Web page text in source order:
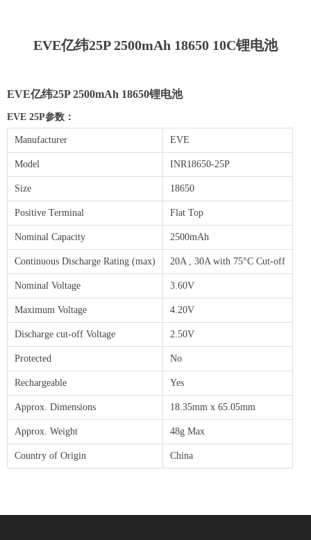
EVE亿纬25P 2500mAh 18650 10C锂电池
EVE亿纬25P 2500mAh 18650锂电池
EVE 25P参数：
Manufacturer EVE
Model INR18650-25P
Size 18650
Positive Terminal Flat Top
Nominal Capacity 2500mAh
Continuous Discharge Rating (max) 20A , 30A with 75°C Cut-off
Nominal Voltage 3.60V
Maximum Voltage 4.20V
Discharge cut-off Voltage 2.50V
Protected No
Rechargeable Yes
Approx. Dimensions 18.35mm x 65.05mm
Approx. Weight 48g Max
Country of Origin China